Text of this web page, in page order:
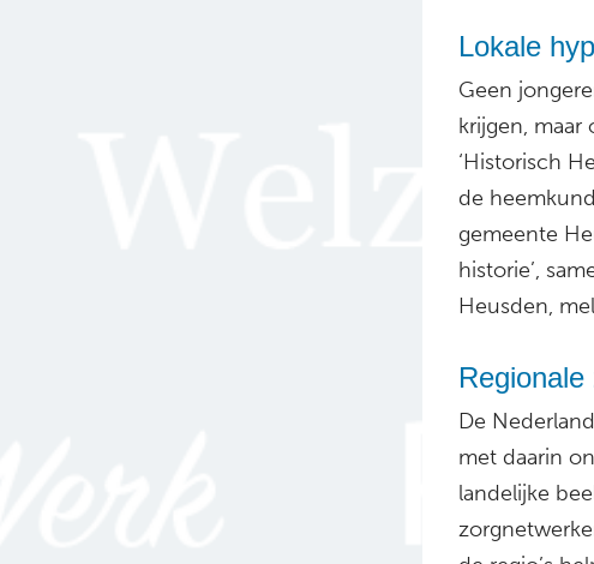
Lokale
Geen
krijgen, maar
‘Historisch
de
gemeente
historie’,
Heusden,
De
met daarin
landelijke